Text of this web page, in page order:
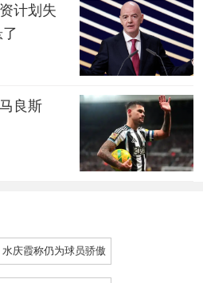
计划失
良斯
水庆霞称仍为球员骄傲